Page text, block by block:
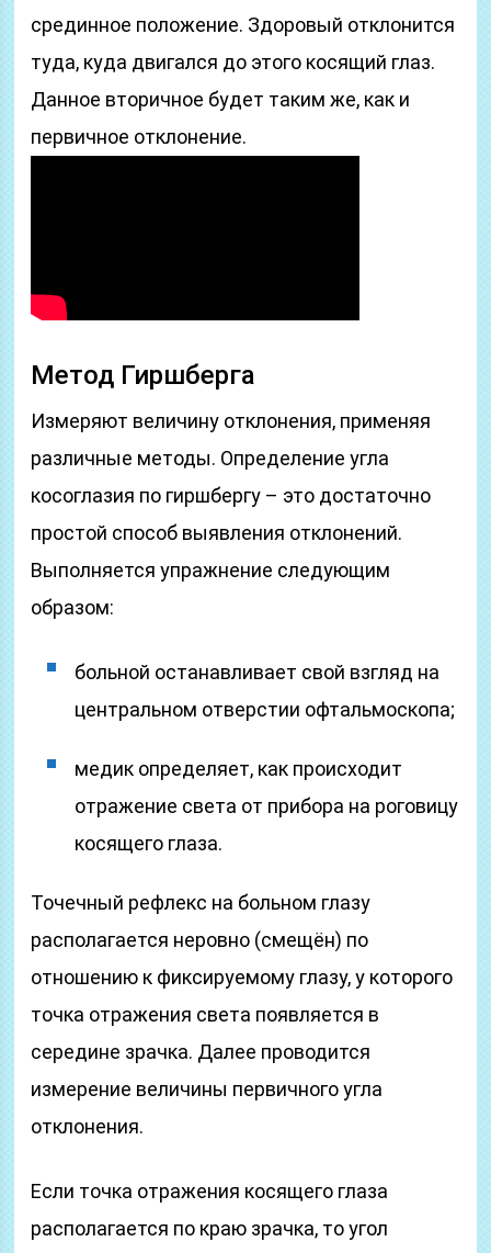
срединное положение. Здоровый отклонится
туда, куда двигался до этого косящий глаз.
Данное вторичное будет таким же, как и
первичное отклонение.
Метод Гиршберга
Измеряют величину отклонения, применяя
различные методы. Определение угла
косоглазия по гиршбергу – это достаточно
простой способ выявления отклонений.
Выполняется упражнение следующим
образом:
больной останавливает свой взгляд на
центральном отверстии офтальмоскопа;
медик определяет, как происходит
отражение света от прибора на роговицу
косящего глаза.
Точечный рефлекс на больном глазу
располагается неровно (смещён) по
отношению к фиксируемому глазу, у которого
точка отражения света появляется в
середине зрачка. Далее проводится
измерение величины первичного угла
отклонения.
Если точка отражения косящего глаза
располагается по краю зрачка, то угол